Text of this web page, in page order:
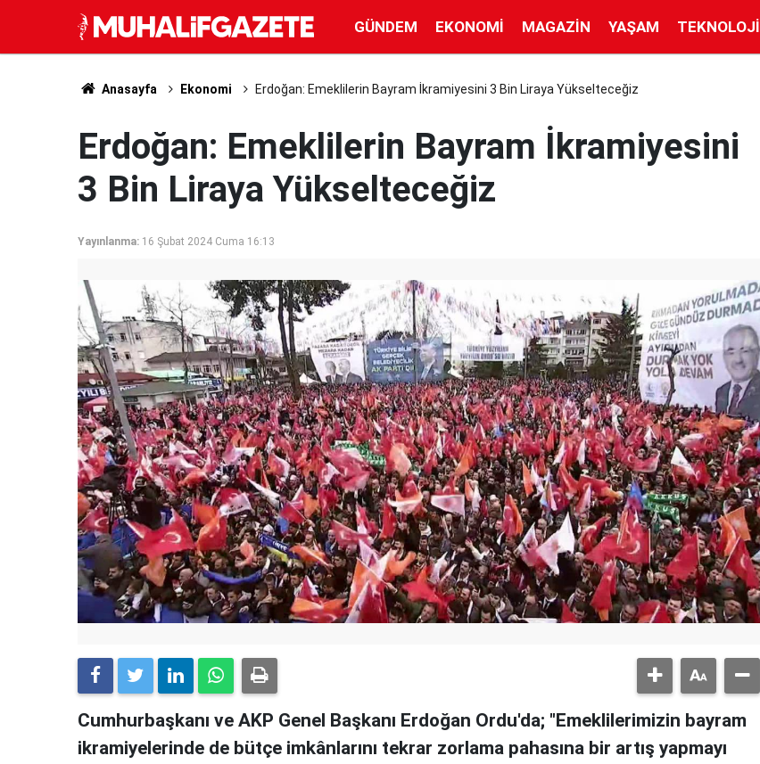
GÜNDEM EKONOMI MAGAZIN YAŞAM TEKNOLOJI
Anasayfa Ekonomi Erdoğan: Emeklilerin Bayram İkramiyesini 3 Bin Liraya Yükselteceğiz
Erdoğan: Emeklilerin Bayram İkramiyesini
3 Bin Liraya Yükselteceğiz
Yayınlanma: 16 Şubat 2024 Cuma 16:13
Cumhurbaşkanı ve AKP Genel Başkanı Erdoğan Ordu'da; "Emeklilerimizin bayram
ikramiyelerinde de bütçe imkânlarını tekrar zorlama pahasına bir artış yapmayı